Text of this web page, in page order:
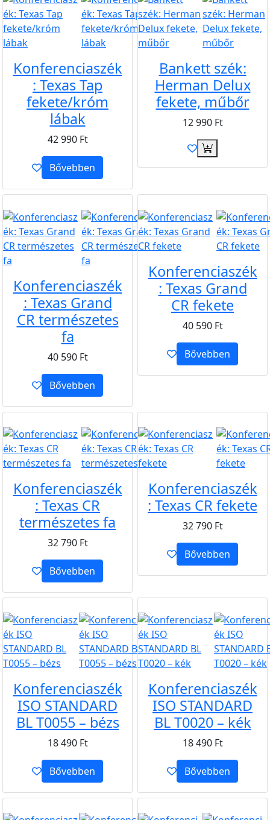
Konferenciaszék
: Texas Tap
fekete/króm
lábak
42 990 Ft
Bővebben
Bankett szék:
Herman Delux
fekete, műbőr
12 990 Ft
Konferenciaszék
: Texas Grand
CR természetes
fa
40 590 Ft
Bővebben
Konferenciaszék
: Texas Grand
CR fekete
40 590 Ft
Bővebben
Konferenciaszék
: Texas CR
természetes fa
32 790 Ft
Bővebben
Konferenciaszék
: Texas CR fekete
32 790 Ft
Bővebben
Konferenciaszék
ISO STANDARD
BL T0055 – bézs
18 490 Ft
Bővebben
Konferenciaszék
ISO STANDARD
BL T0020 – kék
18 490 Ft
Bővebben